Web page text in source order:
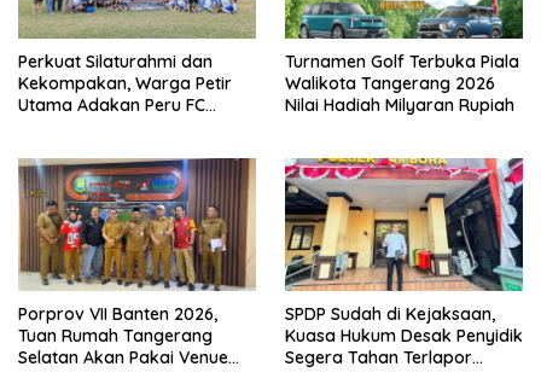
Perkuat Silaturahmi dan
Kekompakan, Warga Petir
Utama Adakan Peru FC
Turnamen Golf Terbuka Piala
Walikota Tangerang 2026
Nilai Hadiah Milyaran Rupiah
Porprov VII Banten 2026,
Tuan Rumah Tangerang
Selatan Akan Pakai Venue
SPDP Sudah di Kejaksaan,
Kuasa Hukum Desak Penyidik
Segera Tahan Terlapor